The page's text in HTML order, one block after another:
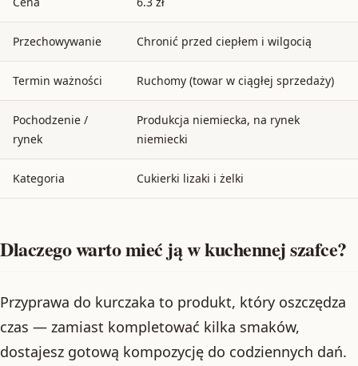
Przechowywanie Chronić przed ciepłem i wilgocią
Termin ważności Ruchomy (towar w ciągłej sprzedaży)
Pochodzenie /
rynek
Produkcja niemiecka, na rynek
niemiecki
Kategoria Cukierki lizaki i żelki
Dlaczego warto mieć ją w kuchennej szafce?
Przyprawa do kurczaka to produkt, który oszczędza
czas — zamiast kompletować kilka smaków,
dostajesz gotową kompozycję do codziennych dań.